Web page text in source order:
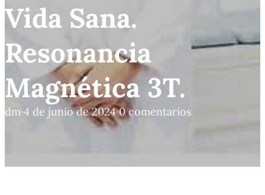
Vida Sana.
Resonancia
Magnética 3T.
dm·4 de junio de 2024·0 comentarios